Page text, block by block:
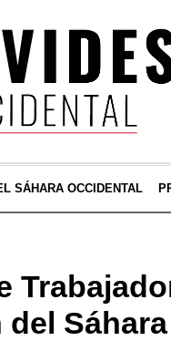
SÁHARA OCCIDENTAL
Sáhara